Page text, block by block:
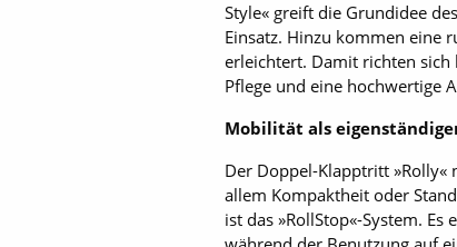
Style« greift die Grundidee
Einsatz. Hinzu kommen eine
erleichtert. Damit richten
Pflege und eine hochwertige
Mobilität als
Der Doppel-Klapptritt
allem Kompaktheit oder
ist das »RollStop«-System.